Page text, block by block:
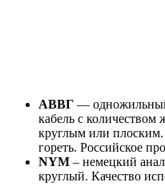
АВВГ —
кабель с
круглым или плоским.
гореть. Российское
NYM – немецкий
круглый. Качество